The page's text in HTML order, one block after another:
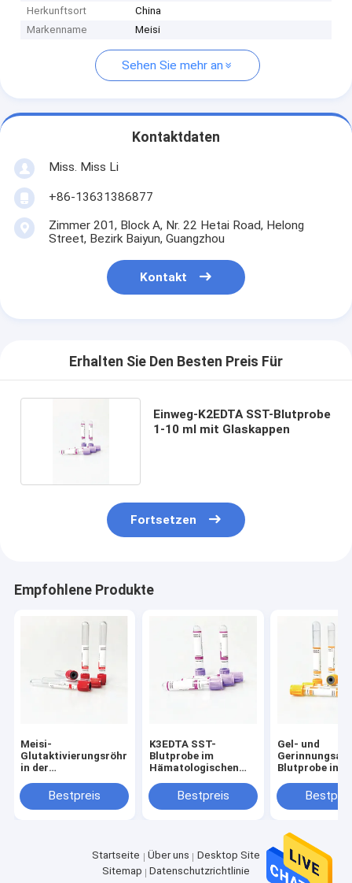
Herkunftsort
China
Markenname
Meisi
Sehen Sie mehr an
Kontaktdaten
Miss. Miss Li
+86-13631386877
Zimmer 201, Block A, Nr. 22 Hetai Road, Helong
Street, Bezirk Baiyun, Guangzhou
Kontakt
Erhalten Sie Den Besten Preis Für
Einweg-K2EDTA SST-Blutprobe
1-10 ml mit Glaskappen
Fortsetzen
Empfohlene Produkte
Meisi-
Glutaktivierungsröhrchen
in der
Bestpreis
K3EDTA SST-
Blutprobe im
Hämatologischen
Bestpreis
Gel- und
Blutprobe in
Serologie
Startseite Über uns
Desktop Site
Sitemap
Datenschutzrichtlinie